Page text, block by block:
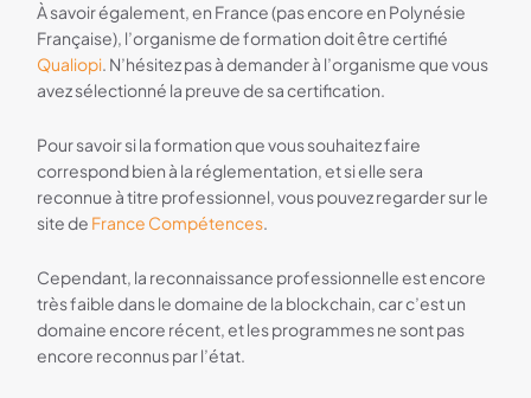
À savoir également, en France (pas encore en Polynésie
Française), l’organisme de formation doit être certifié
Qualiopi. N’hésitez pas à demander à l’organisme que vous
avez sélectionné la preuve de sa certification.
Pour savoir si la formation que vous souhaitez faire
correspond bien à la réglementation, et si elle sera
reconnue à titre professionnel, vous pouvez regarder sur le
site de France Compétences.
Cependant, la reconnaissance professionnelle est encore
très faible dans le domaine de la blockchain, car c’est un
domaine encore récent, et les programmes ne sont pas
encore reconnus par l’état.